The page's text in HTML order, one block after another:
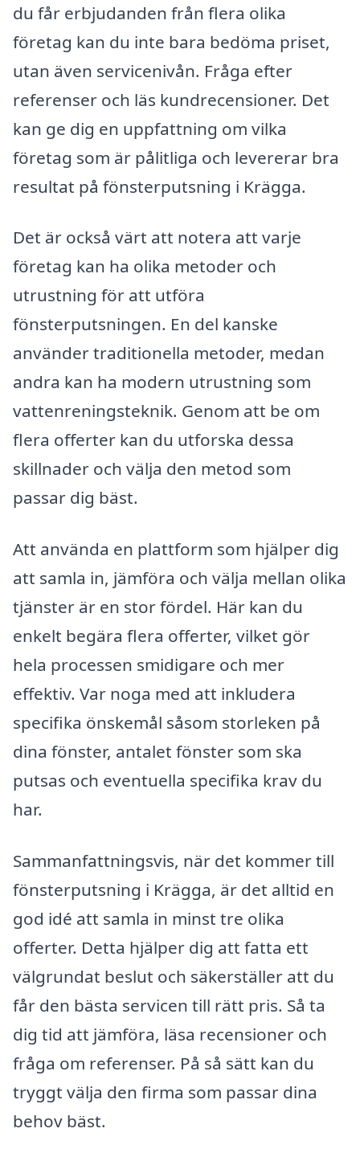
du får erbjudanden från flera olika
företag kan du inte bara bedöma priset,
utan även servicenivån. Fråga efter
referenser och läs kundrecensioner. Det
kan ge dig en uppfattning om vilka
företag som är pålitliga och levererar bra
resultat på fönsterputsning i Krägga.
Det är också värt att notera att varje
företag kan ha olika metoder och
utrustning för att utföra
fönsterputsningen. En del kanske
använder traditionella metoder, medan
andra kan ha modern utrustning som
vattenreningsteknik. Genom att be om
flera offerter kan du utforska dessa
skillnader och välja den metod som
passar dig bäst.
Att använda en plattform som hjälper dig
att samla in, jämföra och välja mellan olika
tjänster är en stor fördel. Här kan du
enkelt begära flera offerter, vilket gör
hela processen smidigare och mer
effektiv. Var noga med att inkludera
specifika önskemål såsom storleken på
dina fönster, antalet fönster som ska
putsas och eventuella specifika krav du
har.
Sammanfattningsvis, när det kommer till
fönsterputsning i Krägga, är det alltid en
god idé att samla in minst tre olika
offerter. Detta hjälper dig att fatta ett
välgrundat beslut och säkerställer att du
får den bästa servicen till rätt pris. Så ta
dig tid att jämföra, läsa recensioner och
fråga om referenser. På så sätt kan du
tryggt välja den firma som passar dina
behov bäst.